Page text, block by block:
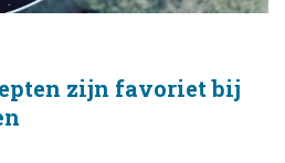
zijn favoriet bij